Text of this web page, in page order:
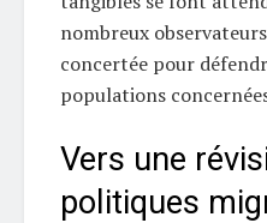
nombreux
concertée pour
populations
Vers une
politiques